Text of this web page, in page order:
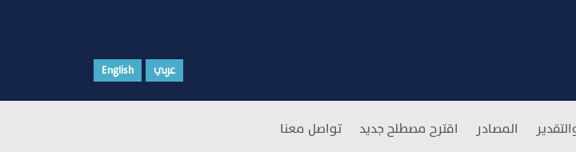
English عربي
المصادر اقترح مصطلح جديد تواصل معنا